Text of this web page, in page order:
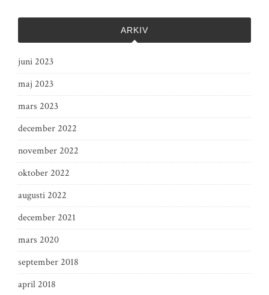
ARKIV
juni 2023
maj 2023
mars 2023
december 2022
november 2022
oktober 2022
augusti 2022
december 2021
mars 2020
september 2018
april 2018